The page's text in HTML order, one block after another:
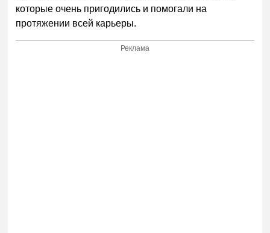
которые очень пригодились и помогали на
протяжении всей карьеры.
Реклама